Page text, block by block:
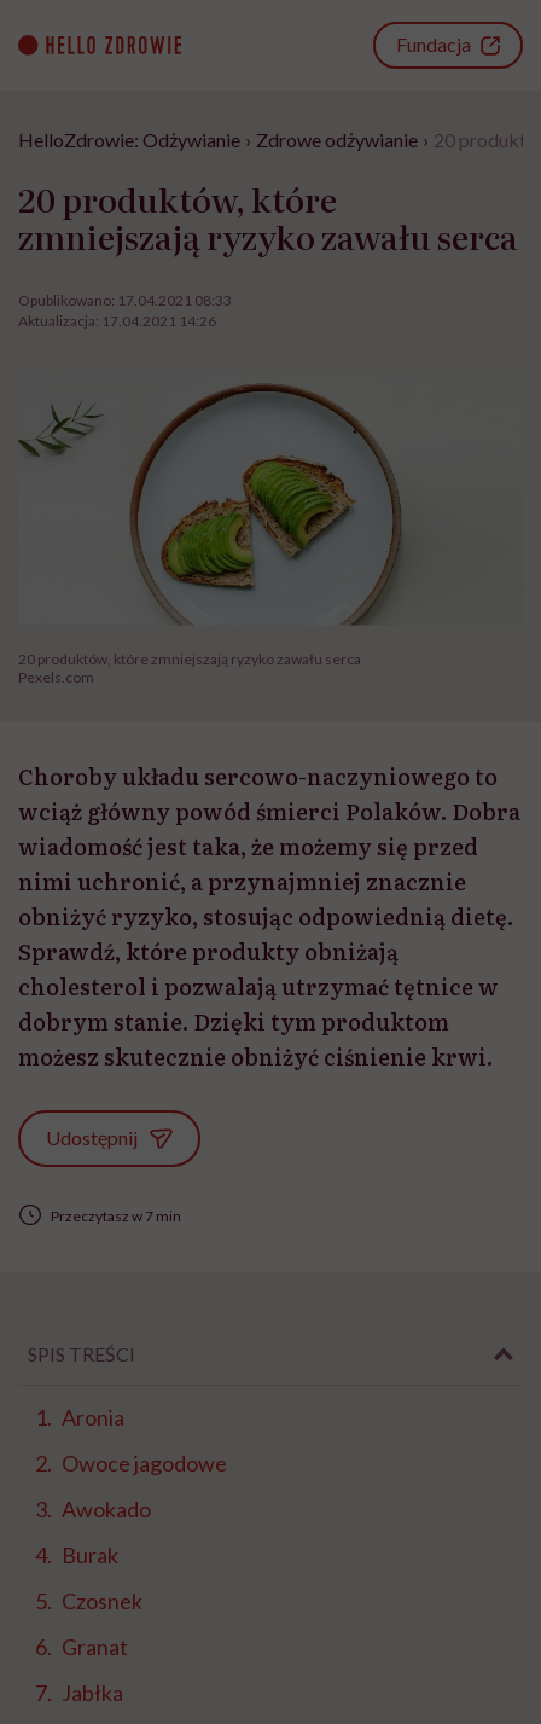
content
Fundacja
HelloZdrowie: Odżywianie › Zdrowe odżywianie › 20
20 produktów, które
zmniejszają ryzyko zawału serca
Opublikowano: 17.04.2021 08:33
Aktualizacja: 17.04.2021 14:26
20 produktów, które zmniejszają ryzyko zawału serca
Pexels.com
Choroby układu sercowo-naczyniowego to
wciąż główny powód śmierci Polaków. Dobra
wiadomość jest taka, że możemy się przed
nimi uchronić, a przynajmniej znacznie
obniżyć ryzyko, stosując odpowiednią dietę.
Sprawdź, które produkty obniżają
cholesterol i pozwalają utrzymać tętnice w
dobrym stanie. Dzięki tym produktom
możesz skutecznie obniżyć ciśnienie krwi.
Udostępnij
Przeczytasz w 7 min
SPIS TREŚCI
Aronia
Owoce jagodowe
Awokado
Burak
Czosnek
Granat
Jabłka